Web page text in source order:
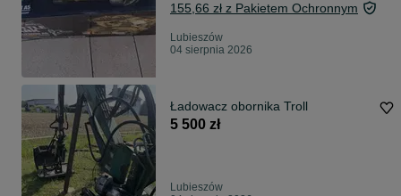
155,66 zł z Pakietem Ochronnym
Lubieszów
04 sierpnia 2026
Ładowacz obornika Troll
5 500 zł
Lubieszów